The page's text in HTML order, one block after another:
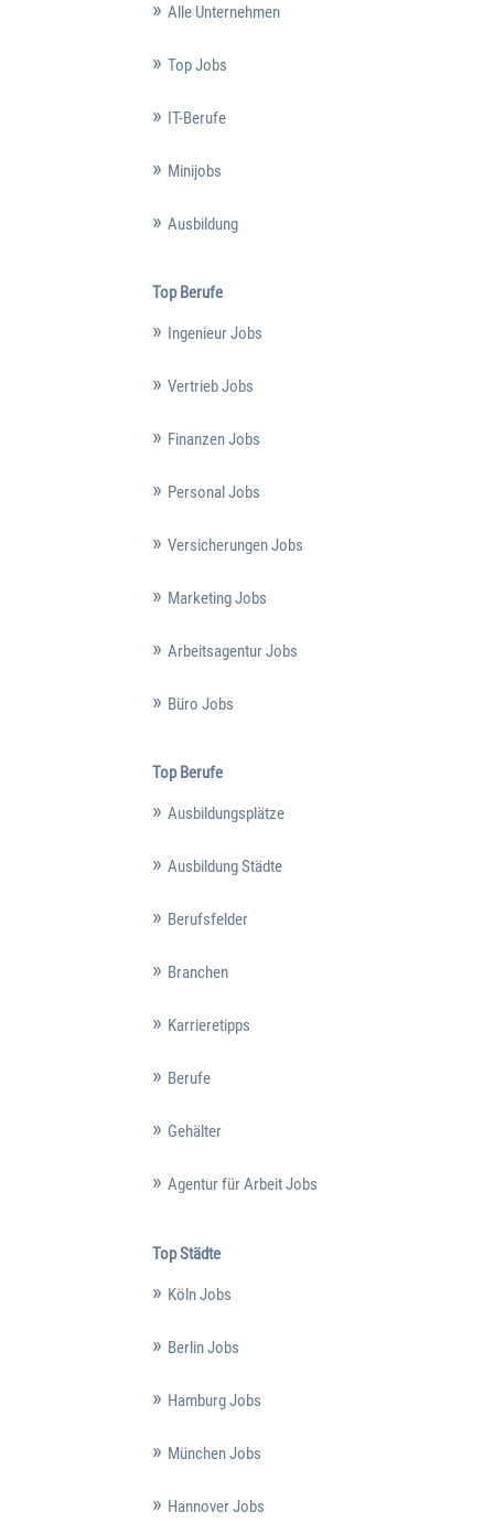
Alle Unternehmen
Top Jobs
IT-Berufe
Minijobs
Ausbildung
Top Berufe
Ingenieur Jobs
Vertrieb Jobs
Finanzen Jobs
Personal Jobs
Versicherungen Jobs
Marketing Jobs
Arbeitsagentur Jobs
Büro Jobs
Top Berufe
Ausbildungsplätze
Ausbildung Städte
Berufsfelder
Branchen
Karrieretipps
Berufe
Gehälter
Agentur für Arbeit Jobs
Top Städte
Köln Jobs
Berlin Jobs
Hamburg Jobs
München Jobs
Hannover Jobs